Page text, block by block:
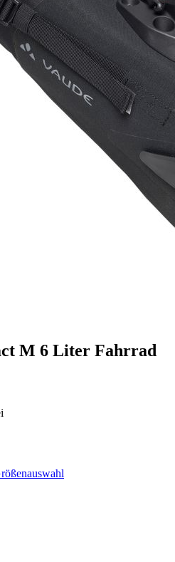
M 6 Liter Fahrrad